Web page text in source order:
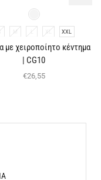
M L XL XXL
με χειροποίητο κέντημα
| CG10
€26,55